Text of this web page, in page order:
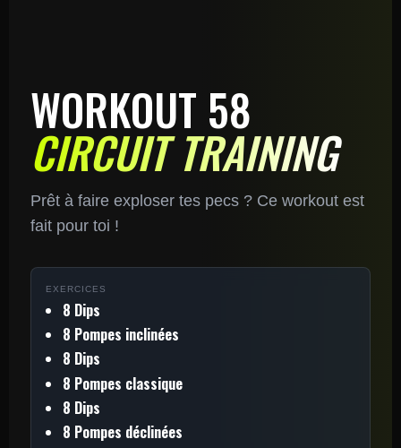
WORKOUT 58
CIRCUIT TRAINING
Prêt à faire exploser tes pecs ? Ce workout est
fait pour toi !
EXERCICES
8 Dips
8 Pompes inclinées
8 Dips
8 Pompes classique
8 Dips
8 Pompes déclinées